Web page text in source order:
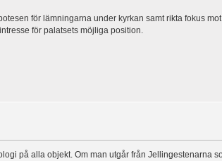
för lämningarna under kyrkan samt rikta fokus
för palatsets möjliga position.
på alla objekt. Om man utgår från Jellingestenarna